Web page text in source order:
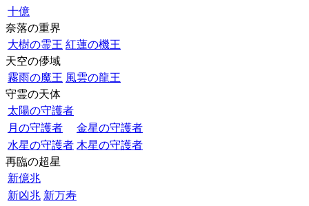
十億
奈落の重界
大樹の霊王 紅蓮の機王
天空の儚域
霧雨の魔王 風雲の龍王
守霊の天体
太陽の守護者
月の守護者
金星の守護者
水星の守護者 木星の守護者
再臨の超星
新億兆
新凶兆 新万寿